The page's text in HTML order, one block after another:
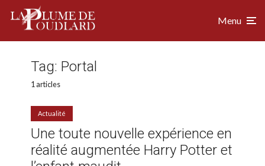
Menu
Tag: Portal
1 articles
Actualité
Une toute nouvelle expérience en
réalité augmentée Harry Potter et